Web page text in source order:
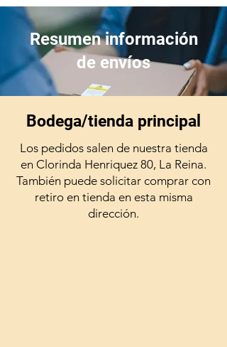
Resumen información
de envíos
Bodega/tienda principal
Los pedidos salen de nuestra tienda
en Clorinda Henriquez 80, La Reina.
También puede solicitar comprar con
retiro en tienda en esta misma
dirección.